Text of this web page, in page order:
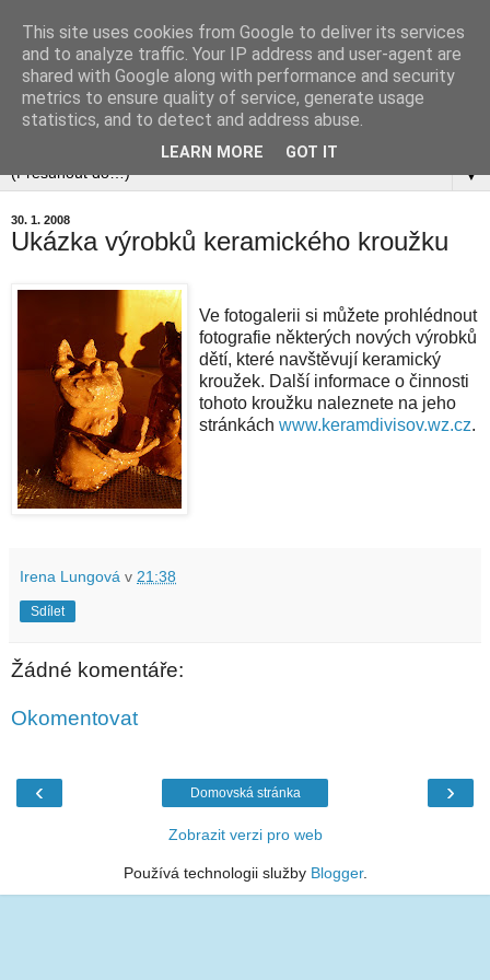
▼
30. 1. 2008
Ukázka výrobků keramického kroužku
Ve fotogalerii si můžete prohlédnout
fotografie některých nových výrobků
dětí, které navštěvují keramický
kroužek. Další informace o činnosti
tohoto kroužku naleznete na jeho
stránkách www.keramdivisov.wz.cz.
Irena Lungová v 21:38
Sdílet
Žádné komentáře:
Okomentovat
‹ ›
Domovská stránka
Zobrazit verzi pro web
Používá technologii služby Blogger.
This site uses cookies from Google to deliver its services
and to analyze traffic. Your IP address and user-agent are
shared with Google along with performance and security
metrics to ensure quality of service, generate usage
statistics, and to detect and address abuse.
LEARN MORE GOT IT